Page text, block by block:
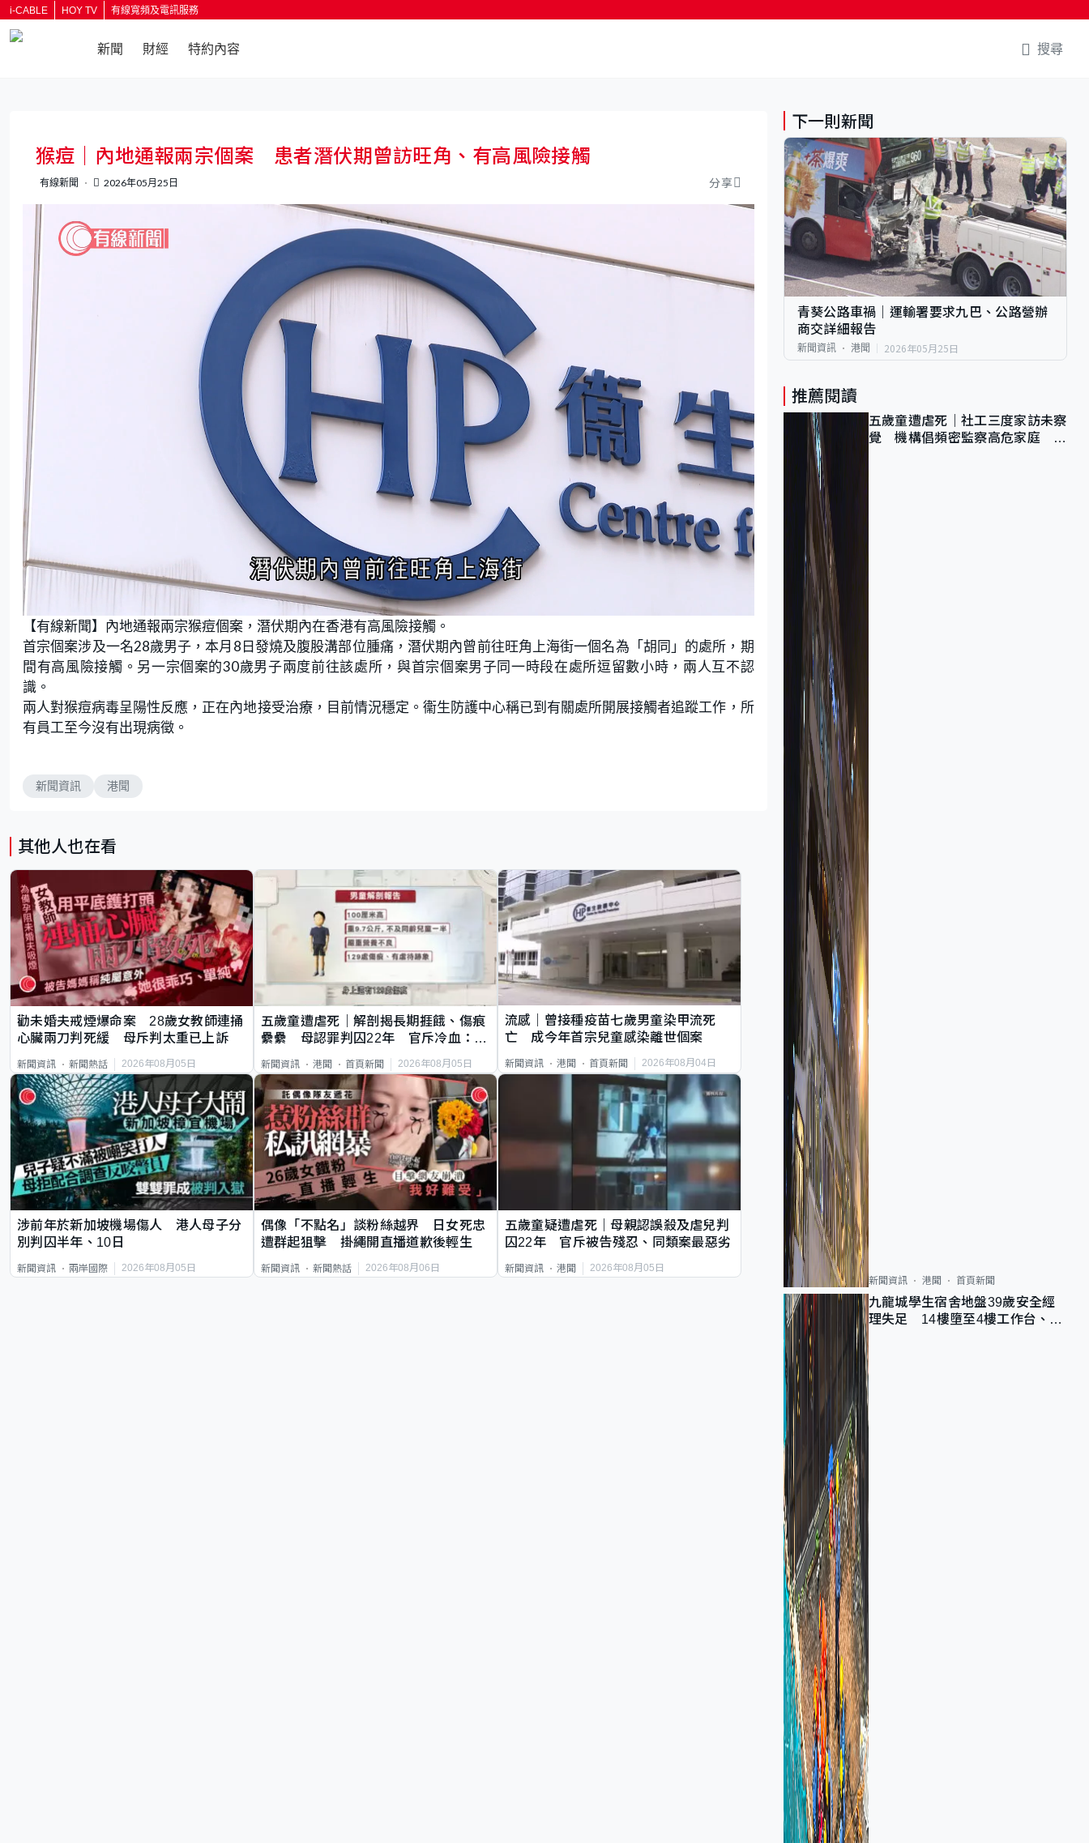
i-CABLE HOY TV 有線寬頻及電訊服務
新聞 財經 特約內容 搜尋
猴痘｜內地通報兩宗個案 患者潛伏期曾訪旺角、有高風險接觸
有線新聞 2026年05月25日 分享
m
u
t
e
a
d
d
5
2
%
【有線新聞】內地通報兩宗猴痘個案，潛伏期內在香港有高風險接觸。
首宗個案涉及一名28歲男子，本月8日發燒及腹股溝部位腫痛，潛伏期內曾前往旺角上海街一個名為「胡同」的處所，期
間有高風險接觸。另一宗個案的30歲男子兩度前往該處所，與首宗個案男子同一時段在處所逗留數小時，兩人互不認
識。
兩人對猴痘病毒呈陽性反應，正在內地接受治療，目前情況穩定。衞生防護中心稱已到有關處所開展接觸者追蹤工作，所
有員工至今沒有出現病徵。
新聞資訊 港聞
其他人也在看
勸未婚夫戒煙爆命案 28歲女教師連捅
心臟兩刀判死緩 母斥判太重已上訴
新聞資訊 新聞熱話 2026年08月05日
五歲童遭虐死｜解剖揭長期捱餓、傷痕
纍纍 母認罪判囚22年 官斥冷血：同
新聞資訊 港聞 首頁新聞 2026年08月05日
流感｜曾接種疫苗七歲男童染甲流死
亡 成今年首宗兒童感染離世個案
新聞資訊 港聞 首頁新聞 2026年08月04日
涉前年於新加坡機場傷人 港人母子分
別判囚半年、10日
新聞資訊 兩岸國際 2026年08月05日
偶像「不點名」談粉絲越界 日女死忠
遭群起狙擊 掛繩開直播道歉後輕生
新聞資訊 新聞熱話 2026年08月06日
五歲童疑遭虐死｜母親認誤殺及虐兒判
囚22年 官斥被告殘忍、同類案最惡劣
新聞資訊 港聞 2026年08月05日
下一則新聞
青葵公路車禍｜運輸署要求九巴、公路營辦
商交詳細報告
新聞資訊 港聞 2026年05月25日
推薦閱讀
五歲童遭虐死｜社工三度家訪未察
覺 機構倡頻密監察高危家庭 管
新聞資訊 港聞 首頁新聞
九龍城學生宿舍地盤39歲安全經
理失足 14樓墮至4樓工作台、送